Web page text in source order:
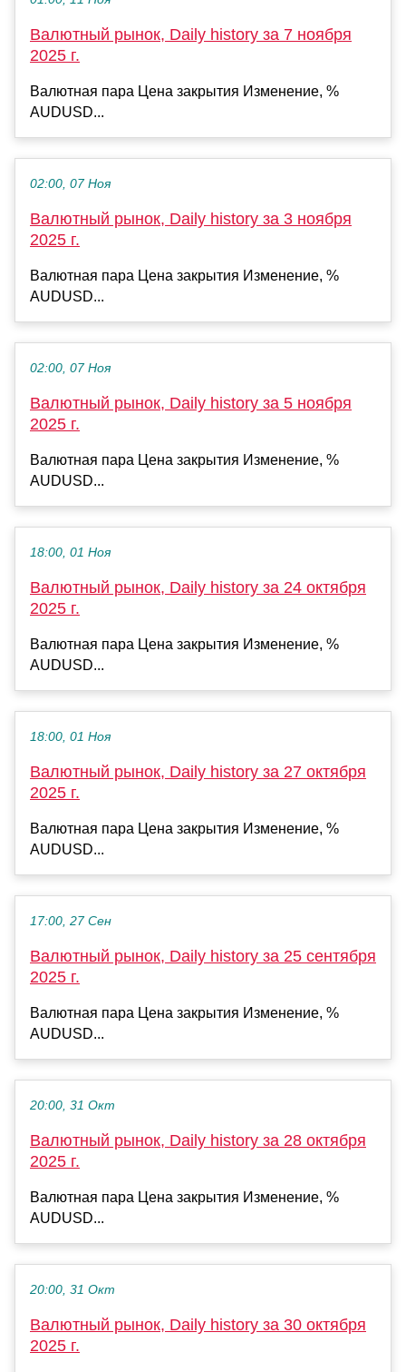
Валютный рынок, Daily history за 7 ноября
2025 г.
Валютная пара Цена закрытия Изменение, %
AUDUSD...
02:00, 07 Ноя
Валютный рынок, Daily history за 3 ноября
2025 г.
Валютная пара Цена закрытия Изменение, %
AUDUSD...
02:00, 07 Ноя
Валютный рынок, Daily history за 5 ноября
2025 г.
Валютная пара Цена закрытия Изменение, %
AUDUSD...
18:00, 01 Ноя
Валютный рынок, Daily history за 24 октября
2025 г.
Валютная пара Цена закрытия Изменение, %
AUDUSD...
18:00, 01 Ноя
Валютный рынок, Daily history за 27 октября
2025 г.
Валютная пара Цена закрытия Изменение, %
AUDUSD...
17:00, 27 Сен
Валютный рынок, Daily history за 25 сентября
2025 г.
Валютная пара Цена закрытия Изменение, %
AUDUSD...
20:00, 31 Окт
Валютный рынок, Daily history за 28 октября
2025 г.
Валютная пара Цена закрытия Изменение, %
AUDUSD...
20:00, 31 Окт
Валютный рынок, Daily history за 30 октября
2025 г.